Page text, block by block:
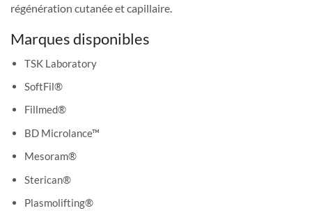
régénération cutanée et capillaire.
Marques disponibles
TSK Laboratory
SoftFil®
Fillmed®
BD Microlance™
Mesoram®
Sterican®
Plasmolifting®